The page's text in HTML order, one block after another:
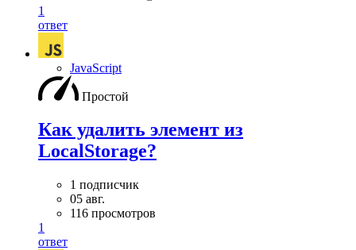
1
ответ
JavaScript
Простой
Как удалить элемент из
LocalStorage?
1 подписчик
05 авг.
116 просмотров
1
ответ